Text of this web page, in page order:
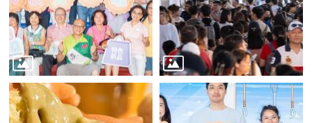
紹
業
務
資
訊